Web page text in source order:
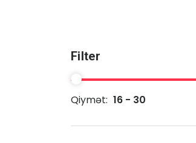
Filter
Qiymət: 16 - 30